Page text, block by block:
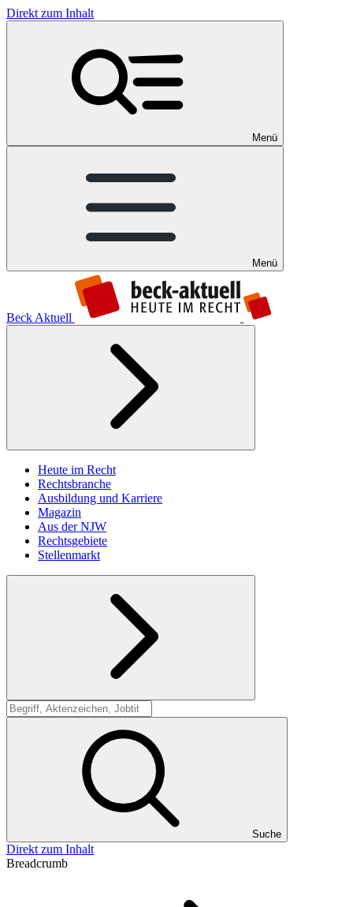
Direkt zum Inhalt
Menü
Menü
Beck Aktuell
Heute im Recht
Rechtsbranche
Ausbildung und Karriere
Magazin
Aus der NJW
Rechtsgebiete
Stellenmarkt
Suche
Suche
Direkt zum Inhalt
Breadcrumb